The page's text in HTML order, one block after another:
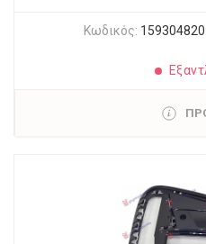
Κωδικός: 159304820